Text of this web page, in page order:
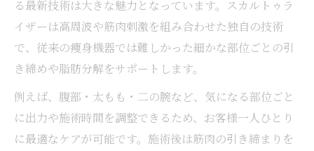
る最新技術は大きな魅力となっています。スカルトゥラ
イザーは高周波や筋肉刺激を組み合わせた独自の技術
で、従来の痩身機器では難しかった細かな部位ごとの引
き締めや脂肪分解をサポートします。
例えば、腹部・太もも・二の腕など、気になる部位ごと
に出力や施術時間を調整できるため、お客様一人ひとり
に最適なケアが可能です。施術後は筋肉の引き締まりを